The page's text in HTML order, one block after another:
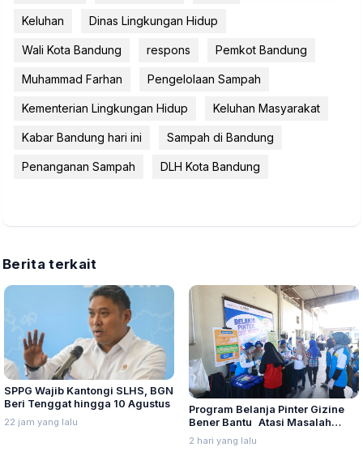
Keluhan Dinas Lingkungan Hidup
Wali Kota Bandung respons Pemkot Bandung
Muhammad Farhan Pengelolaan Sampah
Kementerian Lingkungan Hidup Keluhan Masyarakat
Kabar Bandung hari ini Sampah di Bandung
Penanganan Sampah DLH Kota Bandung
Berita terkait
SPPG Wajib Kantongi SLHS, BGN
Beri Tenggat hingga 10 Agustus
22 jam yang lalu
Program Belanja Pinter Gizine
Bener Bantu Atasi Masalah
Stunting di Kudus
2 hari yang lalu